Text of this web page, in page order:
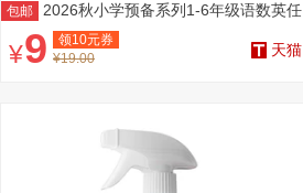
包邮
2026秋小学预备系列1-6年级语数英任
选
¥9 领10元券
¥19.00
天猫